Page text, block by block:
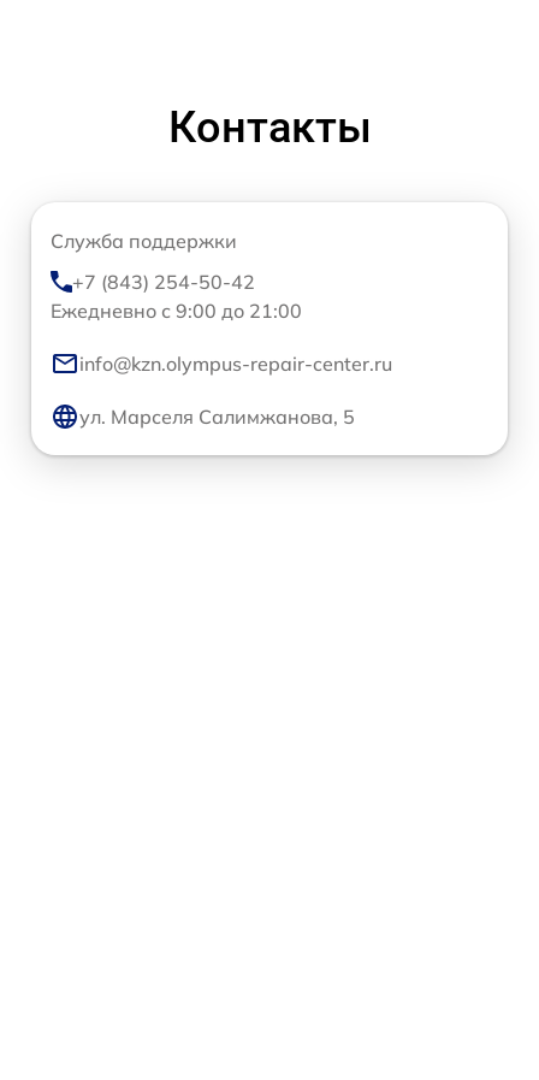
Контакты
Служба поддержки
+7 (843) 254-50-42
Ежедневно с 9:00 до 21:00
info@kzn.olympus-repair-center.ru
ул. Марселя Салимжанова, 5